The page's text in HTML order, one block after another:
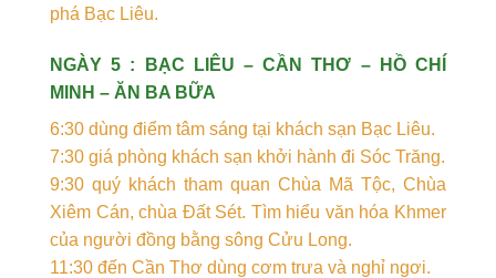
phá Bạc Liêu.
NGÀY 5 : BẠC LIÊU – CẦN THƠ – HỒ CHÍ
MINH – ĂN BA BỮA
6:30 dùng điểm tâm sáng tại khách sạn Bạc Liêu.
7:30 giá phòng khách sạn khởi hành đi Sóc Trăng.
9:30 quý khách tham quan Chùa Mã Tộc, Chùa
Xiêm Cán, chùa Đất Sét. Tìm hiểu văn hóa Khmer
của người đồng bằng sông Cửu Long.
11:30 đến Cần Thơ dùng cơm trưa và nghỉ ngơi.